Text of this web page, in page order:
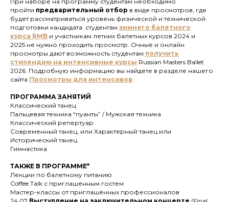
пройти предварительный отбор в виде просмотров, где
будет рассматриваться уровень физической и технической
подготовки кандидата. студентам зимнего балетного
курса RMB и участникам летних балетных курсов 2024 и
2025 не нужно проходить просмотр. Очные и онлайн
просмотры дают возможность студентам получить
стипендию на интенсивные курсы Russian Masters Ballet
2026. Подробную информацию вы найдете в разделе нашего
сайта Просмотры для интенсивов.
ПРОГРАММА ЗАНЯТИЙ
Классический танец
Пальцевая техника “пуанты” / Мужская техника
Классический репертуар
Современный танец, или Характерный танец или
Исторический танец
Гимнастика
ТАКЖЕ В ПРОГРАММЕ*
Лекции по балетному питанию
Coffee Talk с приглашённым гостем
Мастер-классы от приглашённых профессионалов